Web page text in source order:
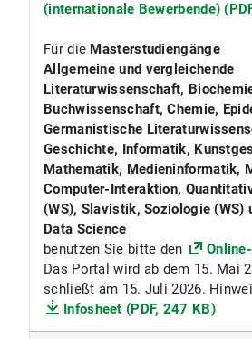
(internationale Bewerbende)
Für die Masterstudiengänge
Allgemeine und vergleichende
Literaturwissenschaft,
Buchwissenschaft, Chemie,
Germanistische
Geschichte, Informatik,
Mathematik, Medieninformatik,
Computer-Interaktion,
(WS), Slavistik, Soziologie (WS)
Data Science
benutzen Sie bitte den
Das Portal wird ab dem 15. Mai
schließt am 15. Juli 2026.
Infosheet (PDF, 247 KB)